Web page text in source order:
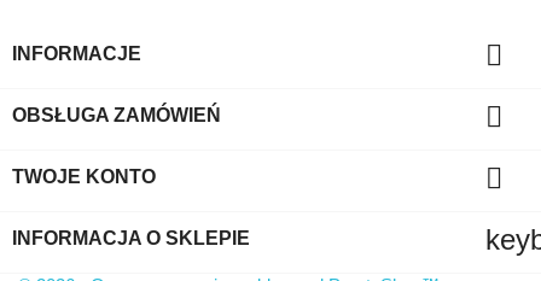
INFORMACJE 
OBSŁUGA ZAMÓWIEŃ 
TWOJE KONTO 
INFORMACJA O SKLEPIE